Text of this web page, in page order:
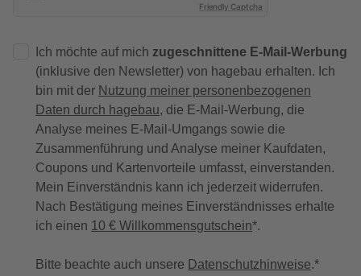
Friendly Captcha
Ich möchte auf mich zugeschnittene E-Mail-Werbung
(inklusive den Newsletter) von hagebau erhalten. Ich
bin mit der Nutzung meiner personenbezogenen
Daten durch hagebau, die E-Mail-Werbung, die
Analyse meines E-Mail-Umgangs sowie die
Zusammenführung und Analyse meiner Kaufdaten,
Coupons und Kartenvorteile umfasst, einverstanden.
Mein Einverständnis kann ich jederzeit widerrufen.
Nach Bestätigung meines Einverständnisses erhalte
ich einen 10 € Willkommensgutschein*.
Bitte beachte auch unsere Datenschutzhinweise.